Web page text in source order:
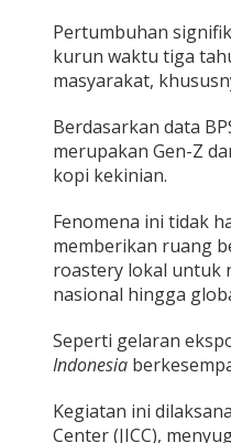
Pertumbuhan
kurun waktu tiga
masyarakat,
Berdasarkan data
merupakan Gen-Z
kopi kekinian.
Fenomena ini tidak
memberikan ruang
roastery lokal untuk
nasional hingga
Seperti gelaran
Indonesia
Kegiatan ini
Center (JICC),